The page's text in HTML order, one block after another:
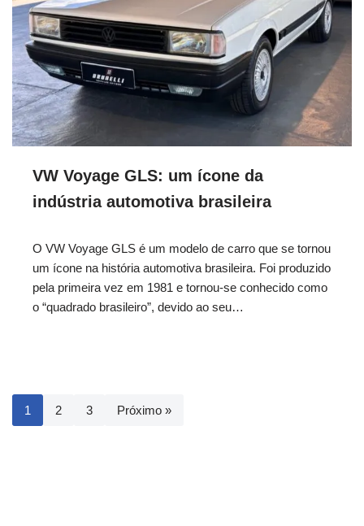
VW Voyage GLS: um ícone da
indústria automotiva brasileira
O VW Voyage GLS é um modelo de carro que se tornou
um ícone na história automotiva brasileira. Foi produzido
pela primeira vez em 1981 e tornou-se conhecido como
o “quadrado brasileiro”, devido ao seu…
1 2 3 Próximo »